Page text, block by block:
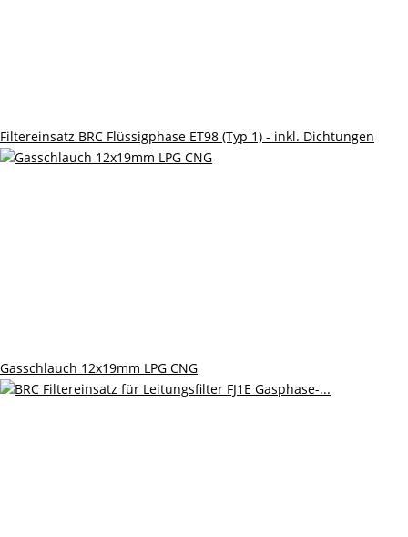
Filtereinsatz BRC Flüssigphase ET98 (Typ 1) - inkl. Dichtungen
Gasschlauch 12x19mm LPG CNG